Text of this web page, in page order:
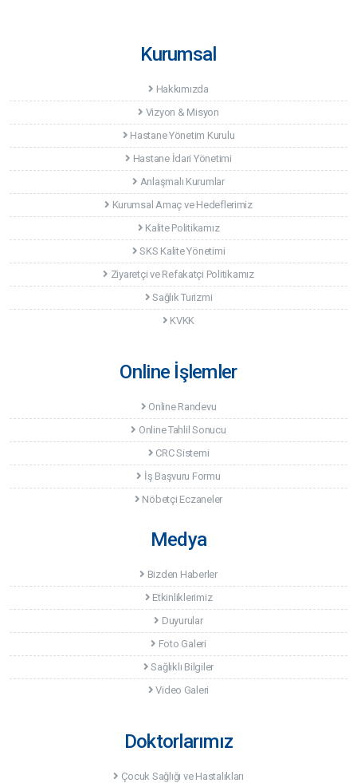
Kurumsal
Hakkımızda
Vizyon & Misyon
Hastane Yönetim Kurulu
Hastane İdari Yönetimi
Anlaşmalı Kurumlar
Kurumsal Amaç ve Hedeflerimiz
Kalite Politikamız
SKS Kalite Yönetimi
Ziyaretçi ve Refakatçi Politikamız
Sağlık Turizmi
KVKK
Online İşlemler
Online Randevu
Online Tahlil Sonucu
CRC Sistemi
İş Başvuru Formu
Nöbetçi Eczaneler
Medya
Bizden Haberler
Etkinliklerimiz
Duyurular
Foto Galeri
Sağlıklı Bilgiler
Video Galeri
Doktorlarımız
Çocuk Sağlığı ve Hastalıkları